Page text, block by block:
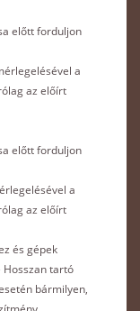
előtt forduljon
a
az előírt
előtt forduljon
a
az előírt
és gépek
Hosszan tartó
bármilyen,